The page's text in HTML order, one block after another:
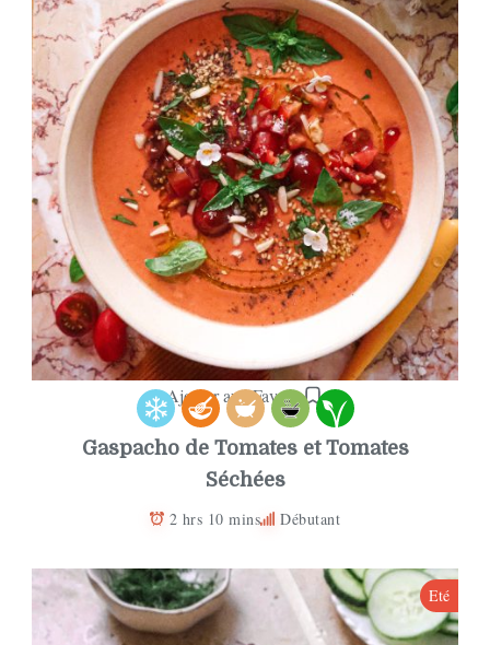
Ajouter aux Favoris
Gaspacho de Tomates et Tomates
Séchées
2 hrs 10 mins Débutant
Eté